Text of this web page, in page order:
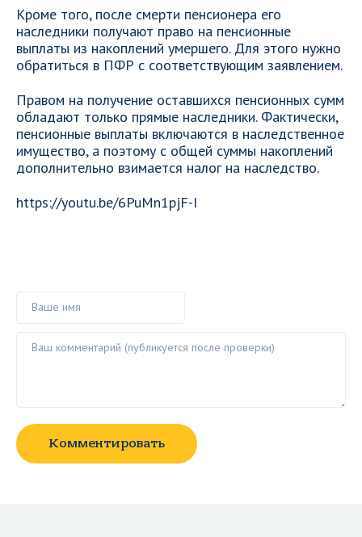
Кроме того, после смерти пенсионера его
наследники получают право на пенсионные
выплаты из накоплений умершего. Для этого нужно
обратиться в ПФР с соответствующим заявлением.
Правом на получение оставшихся пенсионных сумм
обладают только прямые наследники. Фактически,
пенсионные выплаты включаются в наследственное
имущество, а поэтому с общей суммы накоплений
дополнительно взимается налог на наследство.
https://youtu.be/6PuMn1pjF-I
Комментировать